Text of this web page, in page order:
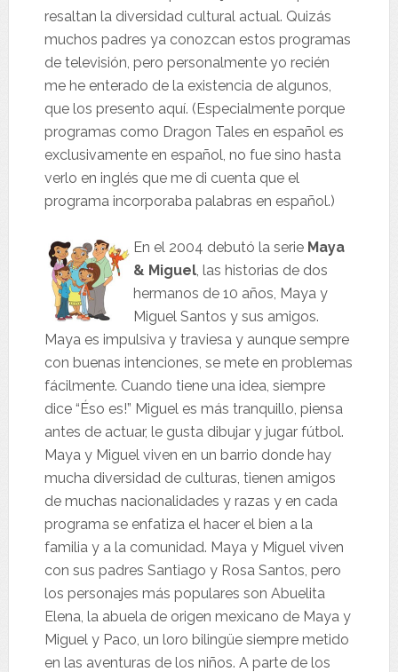
resaltan la diversidad cultural actual. Quizás
muchos padres ya conozcan estos programas
de televisión, pero personalmente yo recién
me he enterado de la existencia de algunos,
que los presento aquí. (Especialmente porque
programas como Dragon Tales en español es
exclusivamente en español, no fue sino hasta
verlo en inglés que me di cuenta que el
programa incorporaba palabras en español.)
En el 2004 debutó la serie Maya
& Miguel, las historias de dos
hermanos de 10 años, Maya y
Miguel Santos y sus amigos.
Maya es impulsiva y traviesa y aunque sempre
con buenas intenciones, se mete en problemas
fácilmente. Cuando tiene una idea, siempre
dice “Éso es!” Miguel es más tranquillo, piensa
antes de actuar, le gusta dibujar y jugar fútbol.
Maya y Miguel viven en un barrio donde hay
mucha diversidad de culturas, tienen amigos
de muchas nacionalidades y razas y en cada
programa se enfatiza el hacer el bien a la
familia y a la comunidad. Maya y Miguel viven
con sus padres Santiago y Rosa Santos, pero
los personajes más populares son Abuelita
Elena, la abuela de origen mexicano de Maya y
Miguel y Paco, un loro bilingüe siempre metido
en las aventuras de los niños. A parte de los